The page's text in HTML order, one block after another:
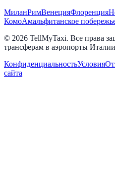
МиланРимВенецияФлоренция
КомоАмальфитанское
© 2026 TellMyTaxi. Все права
трансферам в аэропорты
КонфиденциальностьУсловия
сайта